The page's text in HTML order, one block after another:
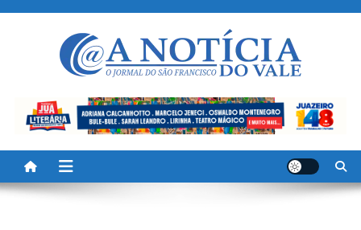
A Noticia Do Vale